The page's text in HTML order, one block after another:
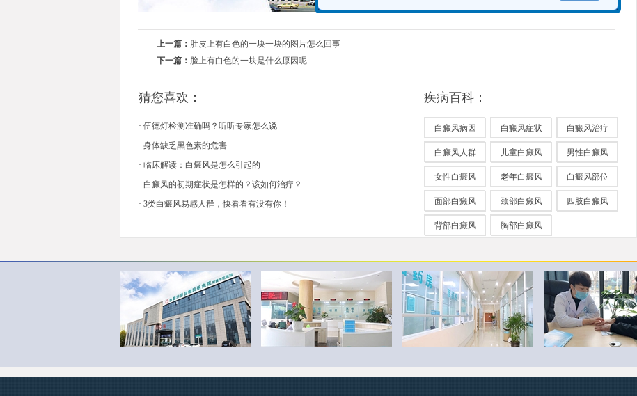
上一篇： 肚皮上有白色的一块一块的图片怎么回事
下一篇： 脸上有白色的一块是什么原因呢
猜您喜欢：
· 伍德灯检测准确吗？听听专家怎么说
· 身体缺乏黑色素的危害
· 临床解读：白癜风是怎么引起的
· 白癜风的初期症状是怎样的？该如何治疗？
· 3类白癜风易感人群，快看看有没有你！
疾病百科：
白癜风病因 白癜风症状 白癜风治疗
白癜风人群 儿童白癜风 男性白癜风
女性白癜风 老年白癜风 白癜风部位
面部白癜风 颈部白癜风 四肢白癜风
背部白癜风 胸部白癜风